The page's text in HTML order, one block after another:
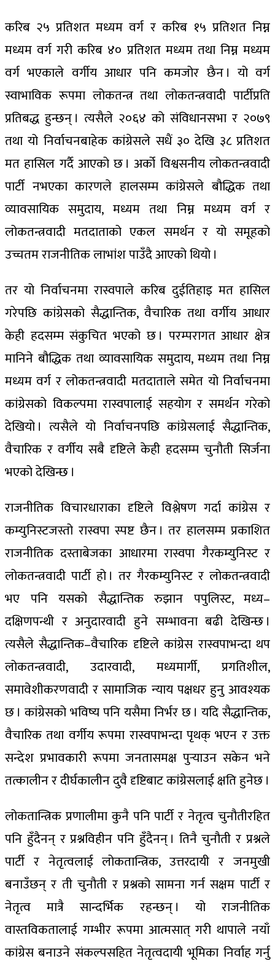
करिब २५ प्रतिशत मध्यम वर्ग र करिब १५ प्रतिशत निम्न
मध्यम वर्ग गरी करिब ४० प्रतिशत मध्यम तथा निम्न मध्यम
वर्ग भएकाले वर्गीय आधार पनि कमजोर छैन । यो वर्ग
स्वाभाविक रूपमा लोकतन्त्र तथा लोकतन्त्रवादी पार्टीप्रति
प्रतिबद्ध हुन्छन् । त्यसैले २०६४ को संविधानसभा र २०७९
तथा यो निर्वाचनबाहेक कांग्रेसले सधैं ३० देखि ३८ प्रतिशत
मत हासिल गर्दै आएको छ । अर्को विश्वसनीय लोकतन्त्रवादी
पार्टी नभएका कारणले हालसम्म कांग्रेसले बौद्धिक तथा
व्यावसायिक समुदाय, मध्यम तथा निम्न मध्यम वर्ग र
लोकतन्त्रवादी मतदाताको एकल समर्थन र यो समूहको
उच्चतम राजनीतिक लाभांश पाउँदै आएको थियो ।
तर यो निर्वाचनमा रास्वपाले करिब दुईतिहाइ मत हासिल
गरेपछि कांग्रेसको सैद्धान्तिक, वैचारिक तथा वर्गीय आधार
केही हदसम्म संकुचित भएको छ । परम्परागत आधार क्षेत्र
मानिने बौद्धिक तथा व्यावसायिक समुदाय, मध्यम तथा निम्न
मध्यम वर्ग र लोकतन्त्रवादी मतदाताले समेत यो निर्वाचनमा
कांग्रेसको विकल्पमा रास्वपालाई सहयोग र समर्थन गरेको
देखियो । त्यसैले यो निर्वाचनपछि कांग्रेसलाई सैद्धान्तिक,
वैचारिक र वर्गीय सबै दृष्टिले केही हदसम्म चुनौती सिर्जना
भएको देखिन्छ ।
राजनीतिक विचारधाराका दृष्टिले विश्लेषण गर्दा कांग्रेस र
कम्युनिस्टजस्तो रास्वपा स्पष्ट छैन । तर हालसम्म प्रकाशित
राजनीतिक दस्ताबेजका आधारमा रास्वपा गैरकम्युनिस्ट र
लोकतन्त्रवादी पार्टी हो । तर गैरकम्युनिस्ट र लोकतन्त्रवादी
भए पनि यसको सैद्धान्तिक रुझान पपुलिस्ट, मध्य–
दक्षिणपन्थी र अनुदारवादी हुने सम्भावना बढी देखिन्छ ।
त्यसैले सैद्धान्तिक–वैचारिक दृष्टिले कांग्रेस रास्वपाभन्दा थप
लोकतन्त्रवादी, उदारवादी, मध्यमार्गी, प्रगतिशील,
समावेशीकरणवादी र सामाजिक न्याय पक्षधर हुनु आवश्यक
छ । कांग्रेसको भविष्य पनि यसैमा निर्भर छ । यदि सैद्धान्तिक,
वैचारिक तथा वर्गीय रूपमा रास्वपाभन्दा पृथक् भएन र उक्त
सन्देश प्रभावकारी रूपमा जनतासमक्ष पुर्‍याउन सकेन भने
तत्कालीन र दीर्घकालीन दुवै दृष्टिबाट कांग्रेसलाई क्षति हुनेछ ।
लोकतान्त्रिक प्रणालीमा कुनै पनि पार्टी र नेतृत्व चुनौतीरहित
पनि हुँदैनन् र प्रश्नविहीन पनि हुँदैनन् । तिनै चुनौती र प्रश्नले
पार्टी र नेतृत्वलाई लोकतान्त्रिक, उत्तरदायी र जनमुखी
बनाउँछन् र ती चुनौती र प्रश्नको सामना गर्न सक्षम पार्टी र
नेतृत्व मात्रै सान्दर्भिक रहन्छन् । यो राजनीतिक
वास्तविकतालाई गम्भीर रूपमा आत्मसात् गरी थापाले नयाँ
कांग्रेस बनाउने संकल्पसहित नेतृत्वदायी भूमिका निर्वाह गर्नु